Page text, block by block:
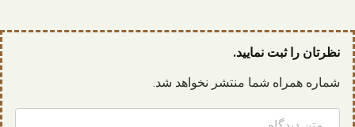
نظرتان را ثبت نمایید.
شماره همراه شما منتشر نخواهد شد.